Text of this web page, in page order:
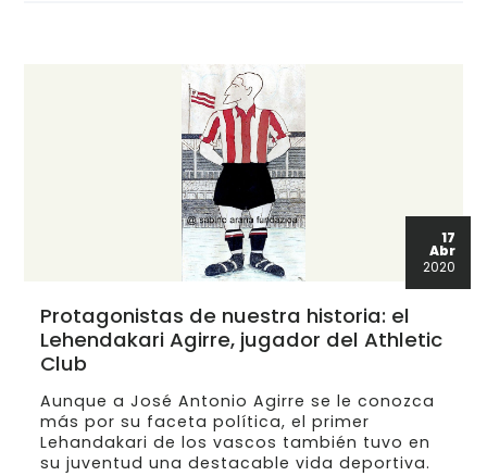
17
Abr
2020
Protagonistas de nuestra historia: el
Lehendakari Agirre, jugador del Athletic
Club
Aunque a José Antonio Agirre se le conozca
más por su faceta política, el primer
Lehandakari de los vascos también tuvo en
su juventud una destacable vida deportiva.